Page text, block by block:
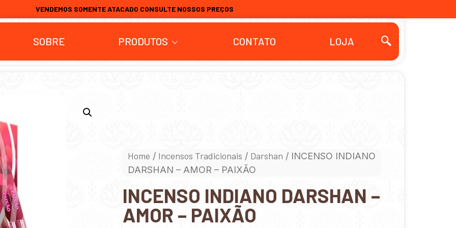
VENDEMOS SOMENTE ATACADO CONSULTE NOSSOS PREÇOS
SOBRE PRODUTOS CONTATO LOJA
Home / Incensos Tradicionais / Darshan / INCENSO INDIANO
DARSHAN – AMOR – PAIXÃO
INCENSO INDIANO DARSHAN –
AMOR – PAIXÃO